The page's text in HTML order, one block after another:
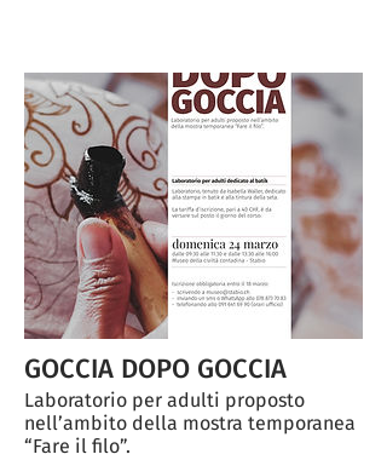
GOCCIA DOPO GOCCIA
Laboratorio per adulti proposto
nell’ambito della mostra temporanea
“Fare il filo”.